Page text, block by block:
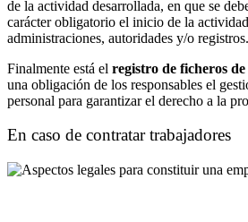
de la actividad desarrollada, en que se
carácter obligatorio el inicio de la
administraciones, autoridades y/o registros.
Finalmente está el registro de ficheros
una obligación de los responsables el
personal para garantizar el derecho a la
En caso de contratar trabajadores